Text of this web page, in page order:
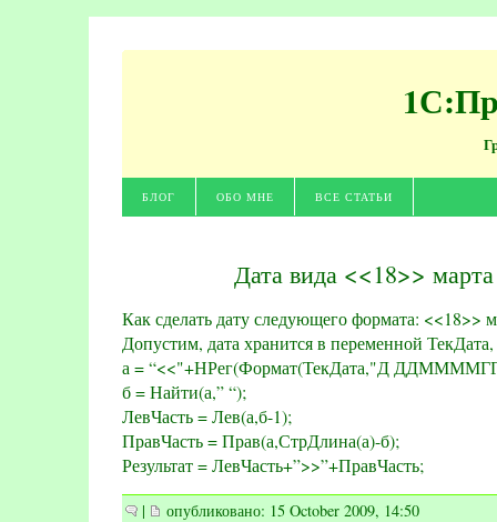
БЛОГ ОБО МНЕ ВСЕ СТАТЬИ
Дата вида <<18>>
Как сделать дату следующего формата: <<18>>
Допустим, дата хранится в переменной ТекДата,
а = “<<"+НРег(Формат(ТекДата,"Д
б = Найти(а,” “);
ЛевЧасть = Лев(а,б-1);
ПравЧасть = Прав(а,СтрДлина(а)-б);
Результат = ЛевЧасть+”>>”+ПравЧасть;
| опубликовано: 15 October 2009, 14:50